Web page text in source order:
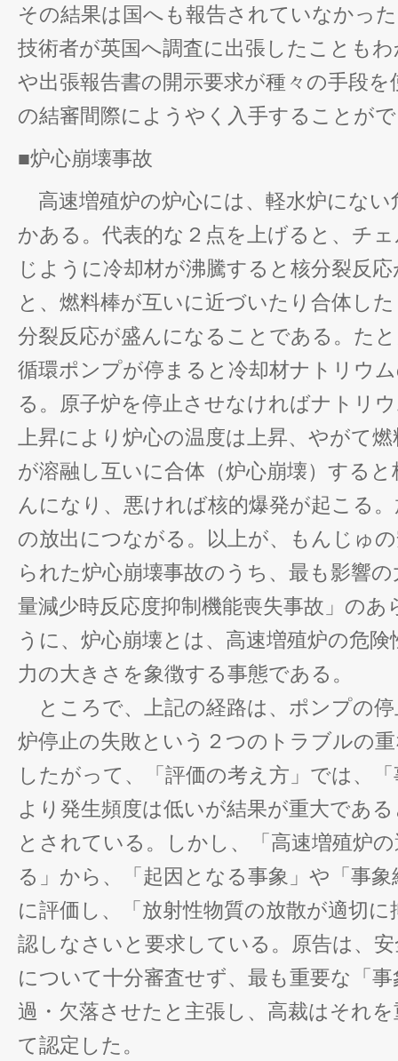
その結果は国へも報告されていなかっ
技術者が英国へ調査に出張したことも
や出張報告書の開示要求が種々の手段
の結審間際にようやく入手することが
■炉心崩壊事故
高速増殖炉の炉心には、軽水炉にない
かある。代表的な２点を上げると、チ
じように冷却材が沸騰すると核分裂反
と、燃料棒が互いに近づいたり合体し
分裂反応が盛んになることである。た
循環ポンプが停まると冷却材ナトリウ
る。原子炉を停止させなければナトリ
上昇により炉心の温度は上昇、やがて
が溶融し互いに合体（炉心崩壊）する
んになり、悪ければ核的爆発が起こる
の放出につながる。以上が、もんじゅ
られた炉心崩壊事故のうち、最も影響
量減少時反応度抑制機能喪失事故」の
うに、炉心崩壊とは、高速増殖炉の危
力の大きさを象徴する事態である。
ところで、上記の経路は、ポンプの
炉停止の失敗という２つのトラブルの
したがって、「評価の考え方」では、
より発生頻度は低いが結果が重大であ
とされている。しかし、「高速増殖炉
る」から、「起因となる事象」や「事
に評価し、「放射性物質の放散が適切
認しなさいと要求している。原告は、
について十分審査せず、最も重要な「
過・欠落させたと主張し、高裁はそれ
て認定した。